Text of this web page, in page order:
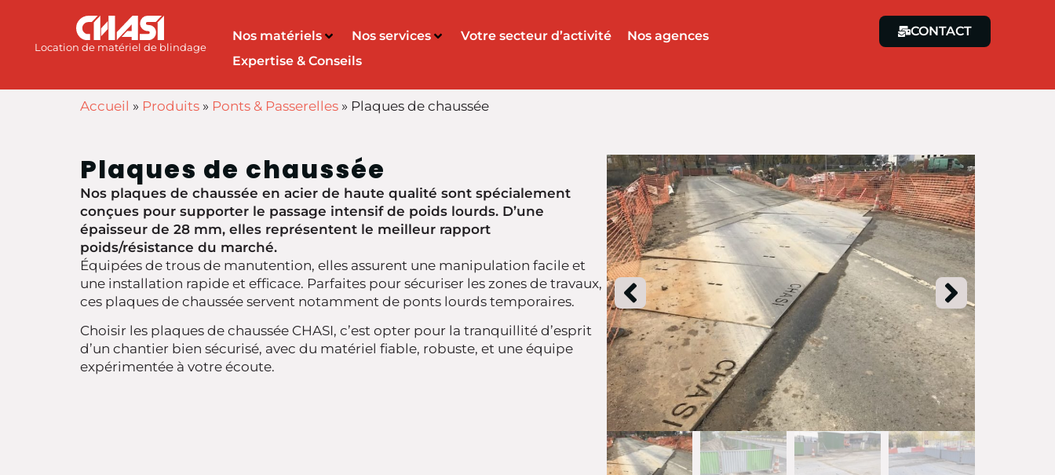
Location de matériel de blindage
Nos matériels Nos services Votre secteur d’activité
Nos agences
Expertise & Conseils
CONTACT
Accueil » Produits » Ponts & Passerelles » Plaques de chaussée
Plaques de chaussée
Nos plaques de chaussée en acier de haute qualité sont spécialement
conçues pour supporter le passage intensif de poids lourds. D’une
épaisseur de 28 mm, elles représentent le meilleur rapport
poids/résistance du marché.
Équipées de trous de manutention, elles assurent une manipulation facile et
une installation rapide et efficace. Parfaites pour sécuriser les zones de travaux,
ces plaques de chaussée servent notamment de ponts lourds temporaires.
Choisir les plaques de chaussée CHASI, c’est opter pour la tranquillité d’esprit
d’un chantier bien sécurisé, avec du matériel fiable, robuste, et une équipe
expérimentée à votre écoute.